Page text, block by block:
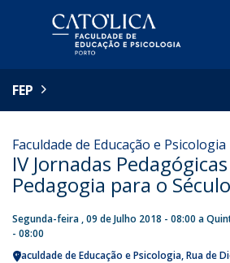
FEP
Faculdade de Educação e Psicologia
IV Jornadas
Pedagogia para o
Segunda-feira , 09 de Julho 2018 - 08:00 a
- 08:00
Faculdade de Educação e Psicologia Rua de